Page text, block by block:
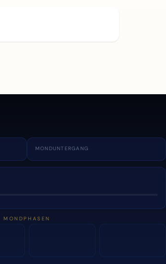
MONDUNTERGANG
MONDPHASEN